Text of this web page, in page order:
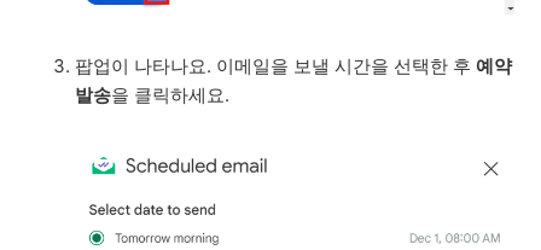
팝업이 나타나요. 이메일을 보낼 시간을 선택한 후예약
발송을 클릭하세요.